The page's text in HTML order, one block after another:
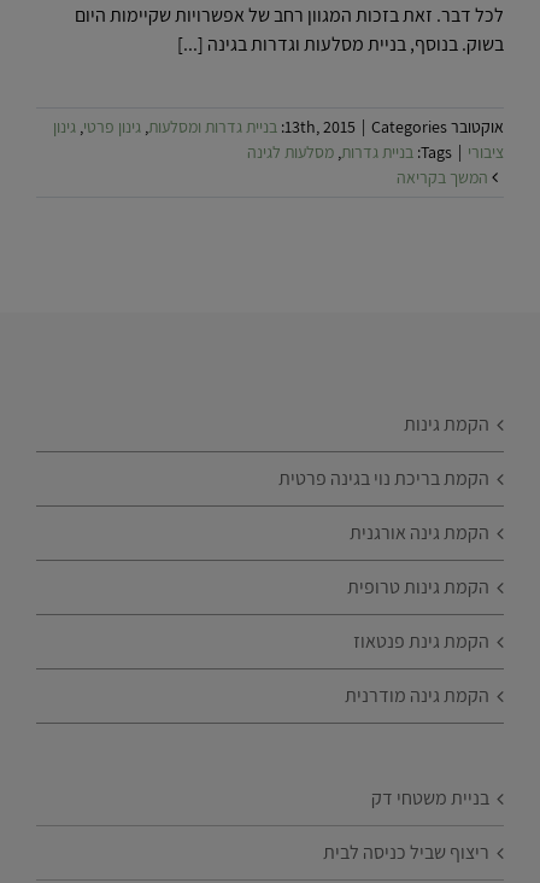
לכל דבר. זאת בזכות המגוון רחב של אפשרויות שקיימות היום
בשוק. בנוסף, בניית מסלעות וגדרות בגינה [...]
אוקטובר 13th, 2015 | Categories: בניית גדרות ומסלעות, גינון פרטי, גינון
ציבורי |
Tags: בניית גדרות, מסלעות לגינה
המשך בקריאה
הקמת גינות
הקמת בריכת נוי בגינה פרטית
הקמת גינה אורגנית
הקמת גינות טרופית
הקמת גינת פנטאוז
הקמת גינה מודרנית
בניית משטחי דק
ריצוף שביל כניסה לבית